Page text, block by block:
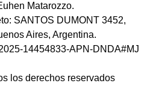
Matarozzo.
SANTOS DUMONT 3452,
Aires, Argentina.
14454833-APN-DNDA#MJ
los derechos reservados